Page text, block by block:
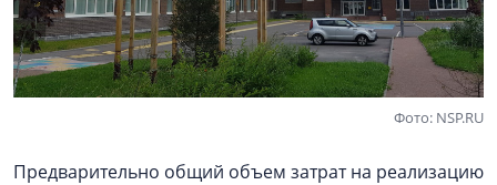
Фото: NSP.RU
Предварительно общий объем затрат на реализацию